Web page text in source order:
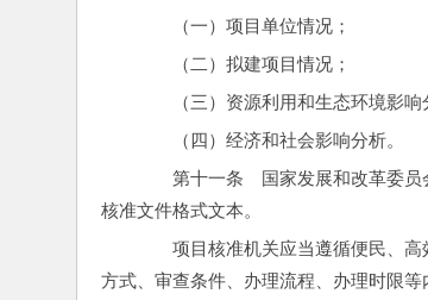
（一）项目单位情况；
（二）拟建项目情况；
（三）资源利用和生态环境影响
（四）经济和社会影响分析。
第十一条　国家发展和改革委员
核准文件格式文本。
项目核准机关应当遵循便民、高
方式、审查条件、办理流程、办理时限